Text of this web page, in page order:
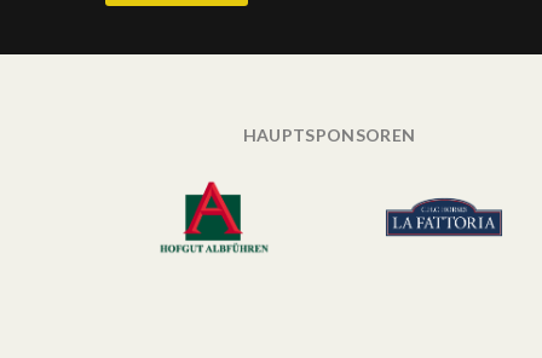
HAUPTSPONSOREN